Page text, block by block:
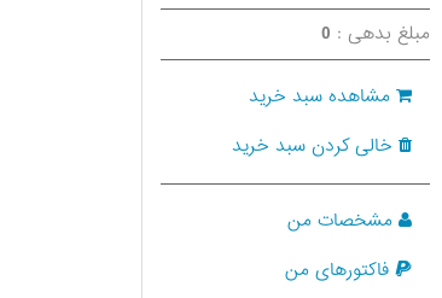
مبلغ بدهی : 0
مشاهده سبد خرید
خالی کردن سبد خرید
مشخصات من
فاکتورهای من